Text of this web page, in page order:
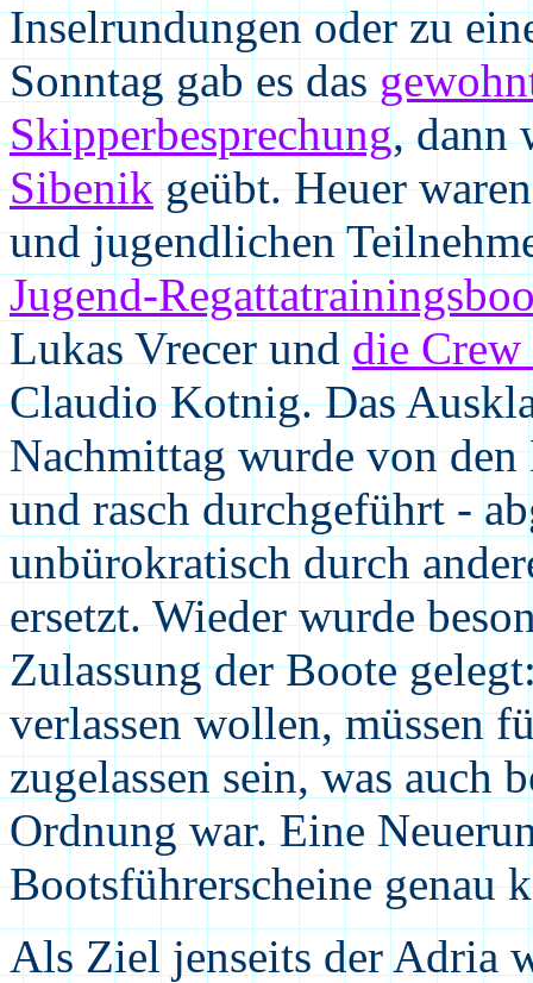
Inselrundungen oder zu
Sonntag gab es das
Skipperbesprechung, dann
Sibenikgeübt. Heuer
und jugendlichen
Jugend-
Lukas Vrecer unddie
Claudio Kotnig. Das
Nachmittag wurde von den
undrasch durchgeführt -
unbürokratisch durch
ersetzt. Wieder wurde
Zulassung der Boote
verlassen wollen, müssen
zugelassen sein, was
Ordnung war. Eine
Bootsführerscheine genau
Als Ziel jenseits der Adria